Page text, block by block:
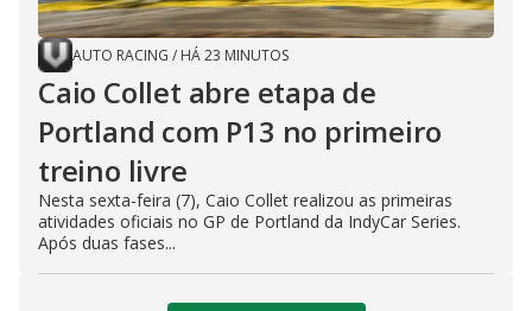
AUTO RACING / HÁ 23 MINUTOS
Caio Collet abre etapa de
Portland com P13 no primeiro
treino livre
Nesta sexta-feira (7), Caio Collet realizou as primeiras
atividades oficiais no GP de Portland da IndyCar Series.
Após duas fases...